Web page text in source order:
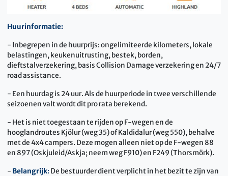
Huurinformatie:
- Inbegrepen in de huurprijs: ongelimiteerde kilometers, lokale
belastingen, keukenuitrusting, bestek, borden,
dieftstalverzekering, basis Collision Damage verzekering en 24/7
road assistance.
- Een huurdag is 24 uur. Als de huurperiode in twee verschillende
seizoenen valt wordt dit pro rata berekend.
- Het is niet toegestaan te rijden op F-wegen en de
hooglandroutes Kjölur (weg 35) of Kaldidalur (weg 550), behalve
met de 4x4 campers. Deze mogen alleen niet op de F-wegen 88
en 897 (Oskjuleid/Askja; neem weg F910) en F249 (Thorsmörk).
- Belangrijk: De bestuurder dient verplicht in het bezit te zijn van